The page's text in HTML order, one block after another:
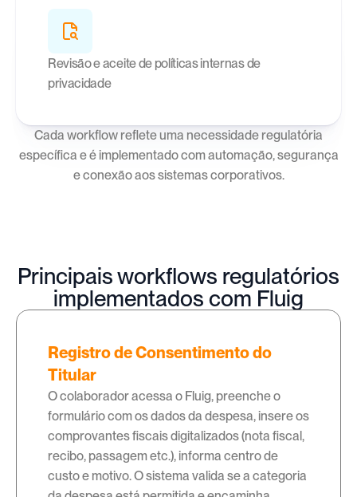
Revisão e aceite de políticas internas de
privacidade
Cada workflow reflete uma necessidade regulatória
específica e é implementado com automação, segurança
e conexão aos sistemas corporativos.
Principais workflows regulatórios
implementados com Fluig
Registro de Consentimento do
Titular
O colaborador acessa o Fluig, preenche o
formulário com os dados da despesa, insere os
comprovantes fiscais digitalizados (nota fiscal,
recibo, passagem etc.), informa centro de
custo e motivo. O sistema valida se a categoria